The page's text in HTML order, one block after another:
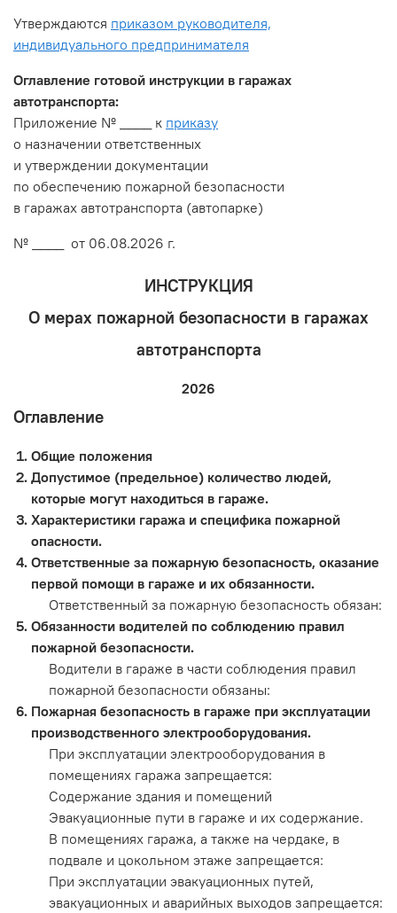
Утверждаются приказом руководителя,
индивидуального предпринимателя
Оглавление готовой инструкции в гаражах
автотранспорта:
Приложение № ____ к приказу
о назначении ответственных
и утверждении документации
по обеспечению пожарной безопасности
в гаражах автотранспорта (автопарке)
№ ____ от 06.08.2026 г.
ИНСТРУКЦИЯ
О мерах пожарной безопасности в гаражах
автотранспорта
2026
Оглавление
Общие положения
Допустимое (предельное) количество людей,
которые могут находиться в гараже.
Характеристики гаража и специфика пожарной
опасности.
Ответственные за пожарную безопасность, оказание
первой помощи в гараже и их обязанности.
Ответственный за пожарную безопасность обязан:
Обязанности водителей по соблюдению правил
пожарной безопасности.
Водители в гараже в части соблюдения правил
пожарной безопасности обязаны:
Пожарная безопасность в гараже при эксплуатации
производственного электрооборудования.
При эксплуатации электрооборудования в
помещениях гаража запрещается:
Содержание здания и помещений
Эвакуационные пути в гараже и их содержание.
В помещениях гаража, а также на чердаке, в
подвале и цокольном этаже запрещается:
При эксплуатации эвакуационных путей,
эвакуационных и аварийных выходов запрещается: